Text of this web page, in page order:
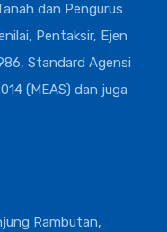
dan Pengurus
Pentaksir, Ejen
Standard Agensi
(MEAS) dan juga
Rambutan,